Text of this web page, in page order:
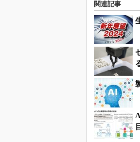
関連記事